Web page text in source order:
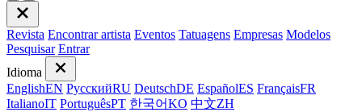
Revista Encontrar artista Eventos Tatuagens Empresas Modelos
Pesquisar Entrar
Idioma
EnglishEN РусскийRU DeutschDE EspañolES FrançaisFR
ItalianoIT PortuguêsPT 한국어KO 中文ZH